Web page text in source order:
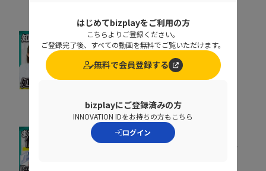
07:02
基幹データベースのセキ
ュリティを強化するとき
に処理速度を落と...
「私たちは安全だ」と思
はじめてbizplayをご利用の方
こちらよりご登録ください。
ご登録完了後、すべての動画を無料でご覧いただけます。
無料で会員登録する
bizplayにご登録済みの方
INNOVATION IDをお持ちの方もこちら
ログイン